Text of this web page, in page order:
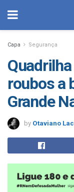
Capa Segurança
roubos a
Grande
by Otaviano